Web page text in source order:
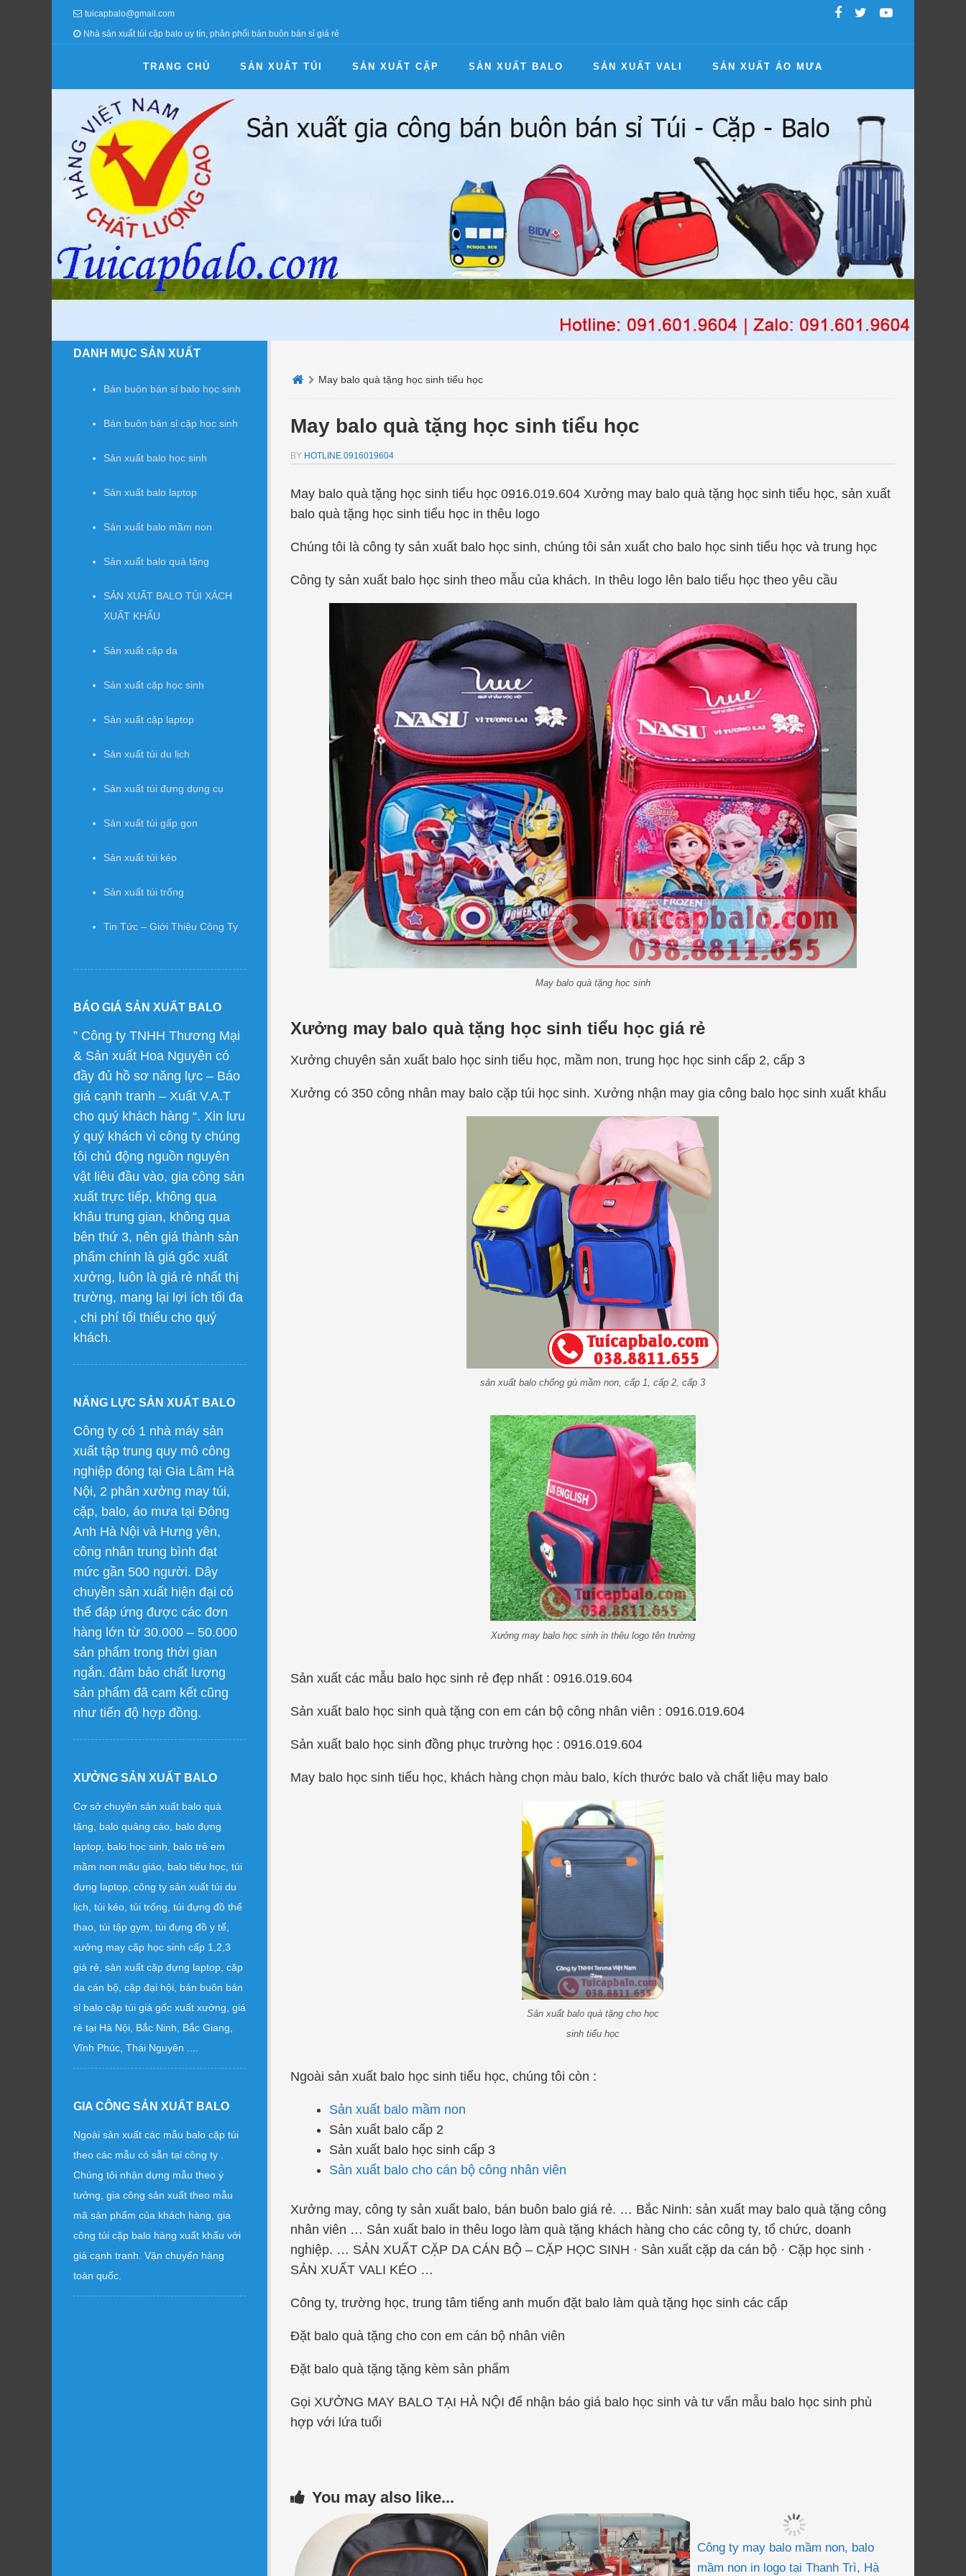
tuicapbalo@gmail.com
Nhà sản xuất túi cặp balo uy tín, phân phối bán buôn bán sỉ giá rẻ
TRANG CHỦ SẢN XUẤT TÚI SẢN XUẤT CẶP SẢN XUẤT BALO SẢN XUẤT VALI SẢN XUẤT ÁO MƯA
DANH MỤC SẢN XUẤT
Bán buôn bán sỉ balo học sinh
Bán buôn bán sỉ cặp học sinh
Sản xuất balo học sinh
Sản xuất balo laptop
Sản xuất balo mầm non
Sản xuất balo quà tặng
SẢN XUẤT BALO TÚI XÁCH
XUẤT KHẨU
Sản xuất cặp da
Sản xuất cặp học sinh
Sản xuất cặp laptop
Sản xuất túi du lịch
Sản xuất túi đựng dụng cụ
Sản xuất túi gấp gọn
Sản xuất túi kéo
Sản xuất túi trống
Tin Tức – Giới Thiệu Công Ty
BÁO GIÁ SẢN XUẤT BALO
” Công ty TNHH Thương Mại
& Sản xuất Hoa Nguyên có
đầy đủ hồ sơ năng lực – Báo
giá cạnh tranh – Xuất V.A.T
cho quý khách hàng “. Xin lưu
ý quý khách vì công ty chúng
tôi chủ động nguồn nguyên
vật liêu đầu vào, gia công sản
xuất trực tiếp, không qua
khâu trung gian, không qua
bên thứ 3, nên giá thành sản
phẩm chính là giá gốc xuất
xưởng, luôn là giá rẻ nhất thị
trường, mang lại lợi ích tối đa
, chi phí tối thiểu cho quý
khách.
NĂNG LỰC SẢN XUẤT BALO
Công ty có 1 nhà máy sản
xuất tập trung quy mô công
nghiệp đóng tại Gia Lâm Hà
Nội, 2 phân xưởng may túi,
cặp, balo, áo mưa tại Đông
Anh Hà Nội và Hưng yên,
công nhân trung bình đạt
mức gần 500 người. Dây
chuyền sản xuất hiện đại có
thể đáp ứng được các đơn
hàng lớn từ 30.000 – 50.000
sản phẩm trong thời gian
ngắn. đảm bảo chất lượng
sản phẩm đã cam kết cũng
như tiến độ hợp đồng.
XƯỞNG SẢN XUẤT BALO
Cơ sở chuyên sản xuất balo quà
tặng, balo quảng cáo, balo đựng
laptop, balo học sinh, balo trẻ em
mầm non mãu giáo, balo tiểu học, túi
đựng laptop, công ty sản xuất túi du
lịch, túi kéo, túi trống, túi đựng đồ thể
thao, túi tập gym, túi đựng đồ y tế,
xưởng may cặp học sinh cấp 1,2,3
giá rẻ, sản xuất cặp đựng laptop, căp
da cán bộ, cặp đại hội, bán buôn bán
sỉ balo cặp túi giá gốc xuất xưởng, giá
rẻ tại Hà Nội, Bắc Ninh, Bắc Giang,
Vĩnh Phúc, Thái Nguyên ....
GIA CÔNG SẢN XUẤT BALO
Ngoài sản xuất các mẫu balo cặp túi
theo các mẫu có sẵn tại công ty .
Chúng tôi nhận dựng mẫu theo ý
tưởng, gia công sản xuất theo mẫu
mã sản phẩm của khách hàng, gia
công túi cặp balo hàng xuất khấu với
giá cạnh tranh. Vận chuyển hàng
toàn quốc.
May balo quà tặng học sinh tiểu học
May balo quà tặng học sinh tiểu học
BY HOTLINE.0916019604
May balo quà tặng học sinh tiểu học 0916.019.604 Xưởng may balo quà tặng học sinh tiểu học, sản xuất
balo quà tặng học sinh tiểu học in thêu logo
Chúng tôi là công ty sản xuất balo học sinh, chúng tôi sản xuất cho balo học sinh tiểu học và trung học
Công ty sản xuất balo học sinh theo mẫu của khách. In thêu logo lên balo tiểu học theo yêu cầu
May balo quà tặng học sinh
Xưởng may balo quà tặng học sinh tiểu học giá rẻ
Xưởng chuyên sản xuất balo học sinh tiểu học, mầm non, trung học học sinh cấp 2, cấp 3
Xưởng có 350 công nhân may balo cặp túi học sinh. Xưởng nhận may gia công balo học sinh xuất khẩu
sản xuất balo chống gù mầm non, cấp 1, cấp 2, cấp 3
Xưởng may balo học sinh in thêu logo tên trường
Sản xuất các mẫu balo học sinh rẻ đẹp nhất : 0916.019.604
Sản xuất balo học sinh quà tặng con em cán bộ công nhân viên : 0916.019.604
Sản xuất balo học sinh đồng phục trường học : 0916.019.604
May balo học sinh tiểu học, khách hàng chọn màu balo, kích thước balo và chất liệu may balo
Sản xuất balo quà tặng cho học
sinh tiểu học
Ngoài sản xuất balo học sinh tiểu học, chúng tôi còn :
Sản xuất balo mầm non
Sản xuất balo cấp 2
Sản xuất balo học sinh cấp 3
Sản xuất balo cho cán bộ công nhân viên
Xưởng may, công ty sản xuất balo, bán buôn balo giá rẻ. … Bắc Ninh: sản xuất may balo quà tặng công
nhân viên … Sản xuất balo in thêu logo làm quà tặng khách hàng cho các công ty, tổ chức, doanh
nghiệp. … SẢN XUẤT CẶP DA CÁN BỘ – CẶP HỌC SINH · Sản xuất cặp da cán bộ · Cặp học sinh ·
SẢN XUẤT VALI KÉO …
Công ty, trường học, trung tâm tiếng anh muốn đặt balo làm quà tặng học sinh các cấp
Đặt balo quà tặng cho con em cán bộ nhân viên
Đặt balo quà tặng tặng kèm sản phẩm
Gọi XƯỞNG MAY BALO TẠI HÀ NỘI để nhận báo giá balo học sinh và tư vấn mẫu balo học sinh phù
hợp với lứa tuổi
You may also like...
Công ty may balo mầm non, balo
mầm non in logo tại Thanh Trì, Hà